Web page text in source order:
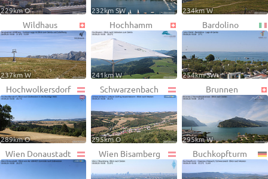
229km O 232km SW 234km W
Wildhaus
237km W
Hochhamm
241km W
Bardolino
254km SW
Hochwolkersdorf
289km O
Schwarzenbach
295km O
Brunnen
295km W
Wien Donaustadt Wien Bisamberg Buchkopfturm